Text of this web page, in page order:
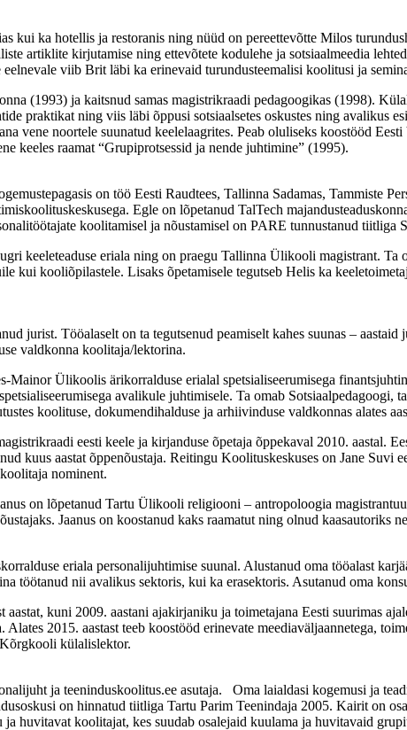
kui ka hotellis ja restoranis ning nüüd on pereettevõtte Milos
artiklite kirjutamise ning ettevõtete kodulehe ja sotsiaalmeedia
viib Brit läbi ka erinevaid turundusteemalisi koolitusi ja
(1993) ja kaitsnud samas magistrikraadi pedagoogikas (1998).
praktikat ning viis läbi õppusi sotsiaalsetes oskustes ning avalikus
vene noortele suunatud keelelaagrites. Peab oluliseks koostööd
keeles raamat “Grupiprotsessid ja nende juhtimine” (1995).
on töö Eesti Raudtees, Tallinna Sadamas, Tammiste
Egle on lõpetanud TalTech
koolitamisel ja nõustamisel on PARE tunnustanud tiitliga
keeleteaduse eriala ning on praegu Tallinna Ülikooli magistrant. Ta
kui kooliõpilastele. Lisaks õpetamisele tegutseb Helis ka
jurist. Tööalaselt on ta tegutsenud peamiselt kahes suunas –
valdkonna koolitaja/lektorina.
Mainor Ülikoolis ärikorralduse erialal spetsialiseerumisega
avalikule juhtimisele. Ta omab Sotsiaalpedagoogi,
koolituse, dokumendihalduse ja arhiivinduse valdkonnas alates
eesti keele ja kirjanduse õpetaja õppekaval 2010. aastal.
kuus aastat õppenõustaja. Reitingu Koolituskeskuses on Jane Suvi
nominent.
on lõpetanud Tartu Ülikooli religiooni – antropoloogia
Jaanus on koostanud kaks raamatut ning olnud kaasautoriks
eriala personalijuhtimise suunal. Alustanud oma tööalast
töötanud nii avalikus sektoris, kui ka erasektoris. Asutanud oma
kuni 2009. aastani ajakirjaniku ja toimetajana Eesti suurimas
2015. aastast teeb koostööd erinevate meediaväljaannetega,
külalislektor.
ja teeninduskoolitus.ee asutaja. Oma laialdasi kogemusi ja
on hinnatud tiitliga Tartu Parim Teenindaja 2005. Kairit on
huvitavat koolitajat, kes suudab osalejaid kuulama ja huvitavaid